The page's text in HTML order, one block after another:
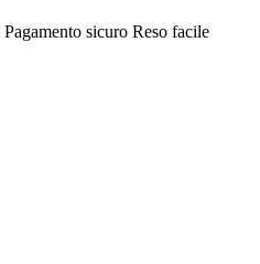
Pagamento sicuro Reso facile